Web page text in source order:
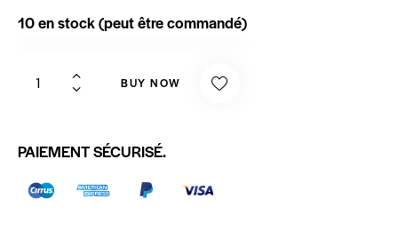
10 en stock (peut être commandé)
BUY NOW
PAIEMENT SÉCURISÉ.